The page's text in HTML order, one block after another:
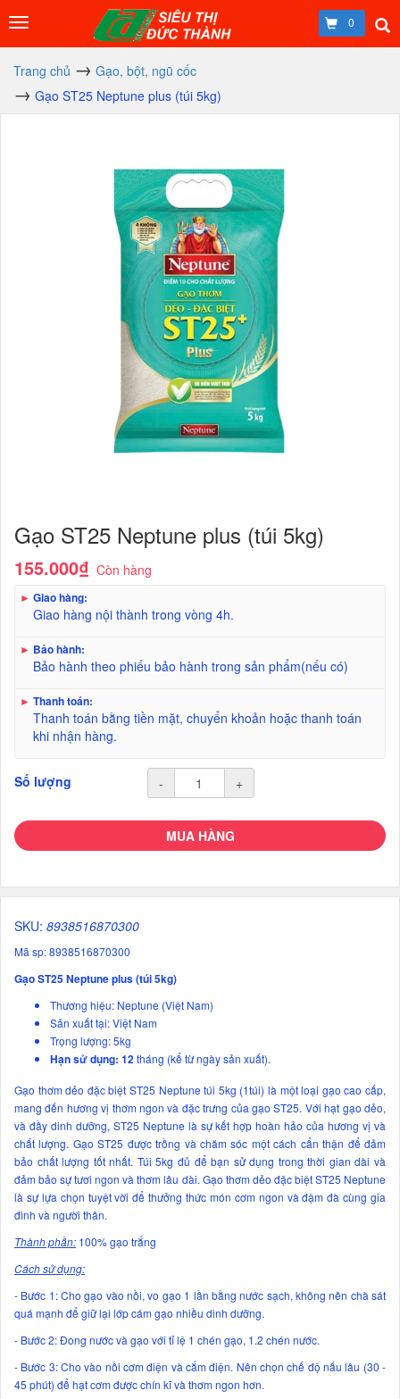
0
Trang chủ
Gạo, bột, ngũ cốc
Gạo ST25 Neptune plus (túi 5kg)
Gạo ST25 Neptune plus (túi 5kg)
155.000₫ Còn hàng
► Giao hàng:
Giao hàng nội thành trong vòng 4h.
► Bảo hành:
Bảo hành theo phiếu bảo hành trong sản phẩm(nếu có)
► Thanh toán:
Thanh toán bằng tiền mặt, chuyển khoản hoặc thanh toán
khi nhận hàng.
Số lượng - +
MUA HÀNG
SKU: 8938516870300
Mã sp: 8938516870300
Gạo ST25 Neptune plus (túi 5kg)
Thương hiệu: Neptune (Việt Nam)
Sản xuất tại: Việt Nam
Trọng lượng: 5kg
Hạn sử dụng: 12tháng (kể từ ngày sản xuất).
Gạo thơm dẻo đặc biệt ST25 Neptune túi 5kg (1túi) là một loại gạo cao cấp,
mang đến hương vị thơm ngon và đặc trưng của gạo ST25. Với hạt gạo dẻo,
và đầy dinh dưỡng, ST25 Neptune là sự kết hợp hoàn hảo của hương vị và
chất lượng. Gạo ST25 được trồng và chăm sóc một cách cẩn thận để đảm
bảo chất lượng tốt nhất. Túi 5kg đủ để bạn sử dụng trong thời gian dài và
đảm bảo sự tươi ngon và thơm lâu dài. Gạo thơm dẻo đặc biệt ST25 Neptune
là sự lựa chọn tuyệt vời để thưởng thức món cơm ngon và đậm đà cùng gia
đình và người thân.
Thành phần: 100% gạo trắng
Cách sử dụng:
- Bước 1: Cho gạo vào nồi, vo gạo 1 lần bằng nước sạch, không nên chà sát
quá mạnh để giữ lại lớp cám gạo nhiều dinh dưỡng.
- Bước 2: Đong nước và gạo với tỉ lệ 1 chén gạo, 1.2 chén nước.
- Bước 3: Cho vào nồi cơm điện và cắm điện. Nên chọn chế độ nấu lâu (30 -
45 phút) để hạt cơm được chín kĩ và thơm ngon hơn.